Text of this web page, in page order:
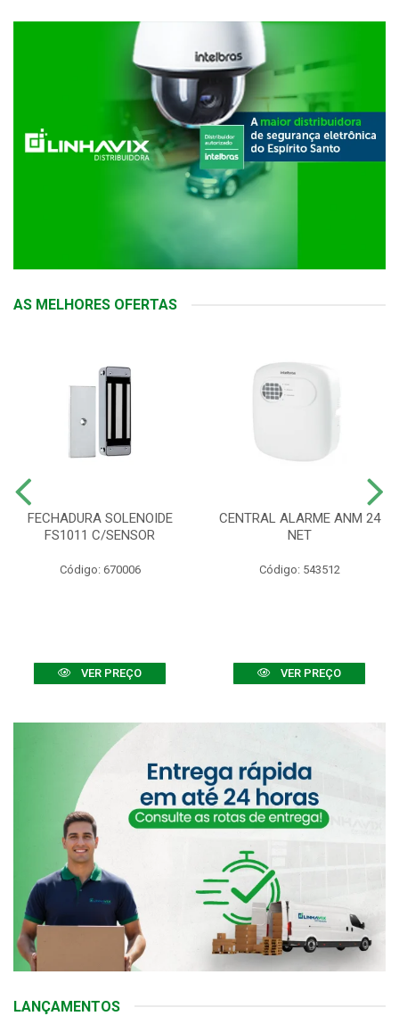
AS MELHORES OFERTAS
FECHADURA SOLENOIDE
FS1011 C/SENSOR
Código: 670006
VER PREÇO
CENTRAL ALARME ANM 24
NET
Código: 543512
VER PREÇO
LANÇAMENTOS